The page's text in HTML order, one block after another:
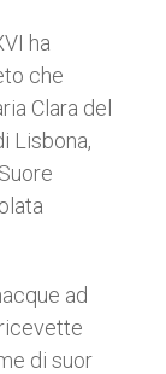
ha
che
Clara del
Lisbona,
ad
di suor